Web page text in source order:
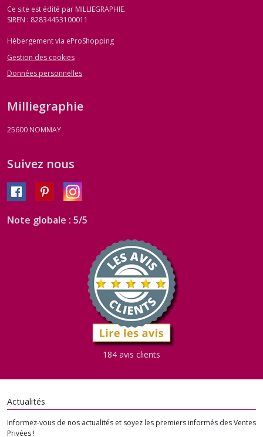
Ce site est édité par MILLIEGRAPHIE.
SIREN : 82834453100011
Hébergement via eProShopping
Gestion des cookies
Données personnelles
Milliegraphie
25600 NOMMAY
Suivez nous
Note globale : 5/5
184 avis clients
Actualités
Informez-vous de nos actualités et soyez les premiers informés des Ventes
Privées !